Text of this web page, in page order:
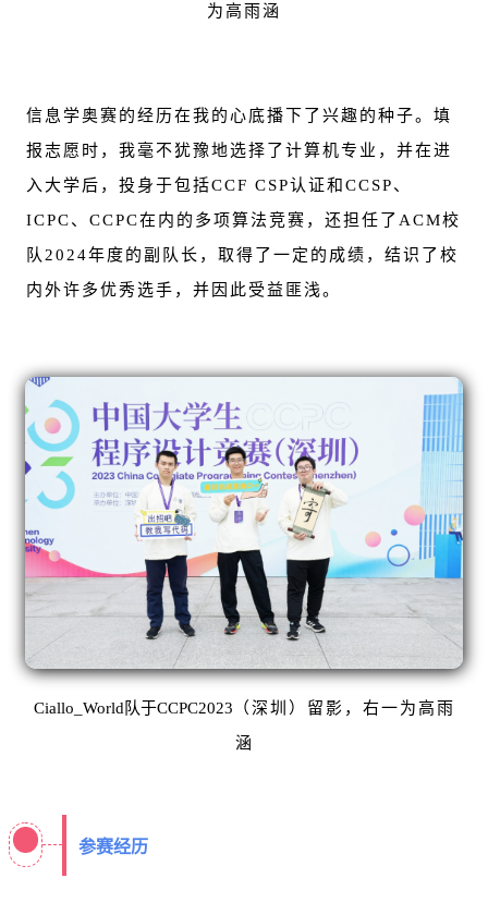
为高雨涵
信息学奥赛的经历在我的心底播下了兴趣的种子。填
报志愿时，我毫不犹豫地选择了计算机专业，并在进
入大学后，投身于包括CCF CSP认证和CCSP、
ICPC、CCPC在内的多项算法竞赛，还担任了ACM校
队2024年度的副队长，取得了一定的成绩，结识了校
内外许多优秀选手，并因此受益匪浅。
Ciallo_World队于CCPC2023 （深圳）留影，右一为高雨
涵
参赛经历